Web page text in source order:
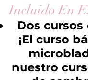
Incluido En
Dos cursos
¡El curso
nuestro